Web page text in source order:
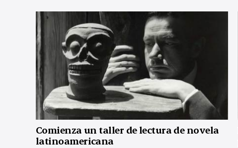
Comienza un taller de lectura de novela
latinoamericana